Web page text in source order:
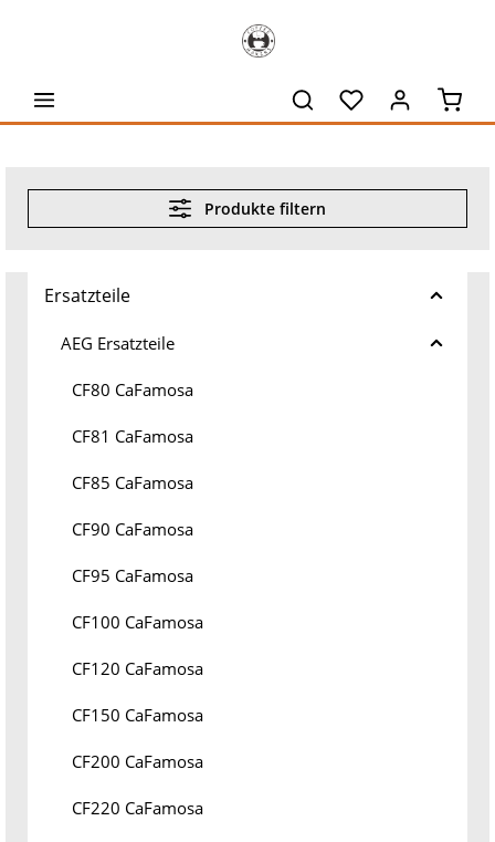
Produkte filtern
Ersatzteile
AEG Ersatzteile
CF80 CaFamosa
CF81 CaFamosa
CF85 CaFamosa
CF90 CaFamosa
CF95 CaFamosa
CF100 CaFamosa
CF120 CaFamosa
CF150 CaFamosa
CF200 CaFamosa
CF220 CaFamosa